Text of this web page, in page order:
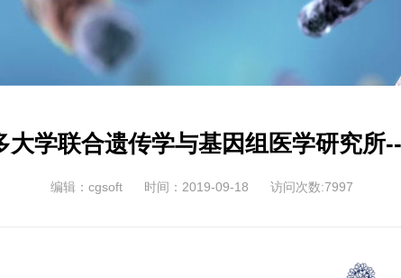
大学联合遗传学与基因组医学研究所
编辑：cgsoft 时间：2019-09-18 访问次数:7997